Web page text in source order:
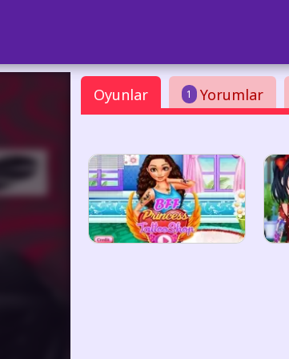
Oyunlar 1 Yorumlar